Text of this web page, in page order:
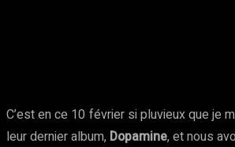
C’est en ce 10 février si pluvieux que je
leur dernier album, Dopamine, et nous